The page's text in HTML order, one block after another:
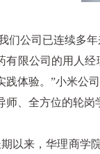
公司已连续多年
有限公司的用人
践体验。”小米公
师、全方位的轮岗
来，华理商学院